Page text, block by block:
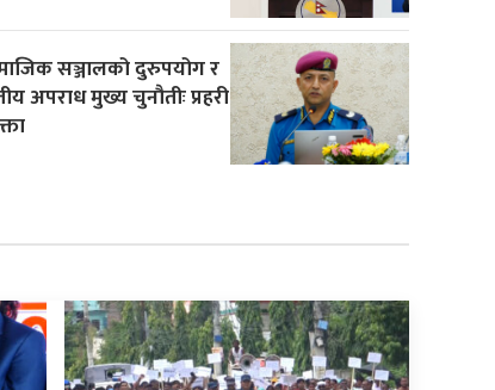
सञ्जालको दुरुपयोग र
अपराध मुख्य चुनौतीः प्रहरी